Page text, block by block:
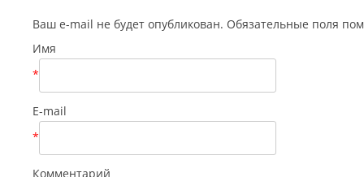
Ваш e-mail не будет опубликован. Обязательные поля
Имя
*
E-mail
*
Комментарий